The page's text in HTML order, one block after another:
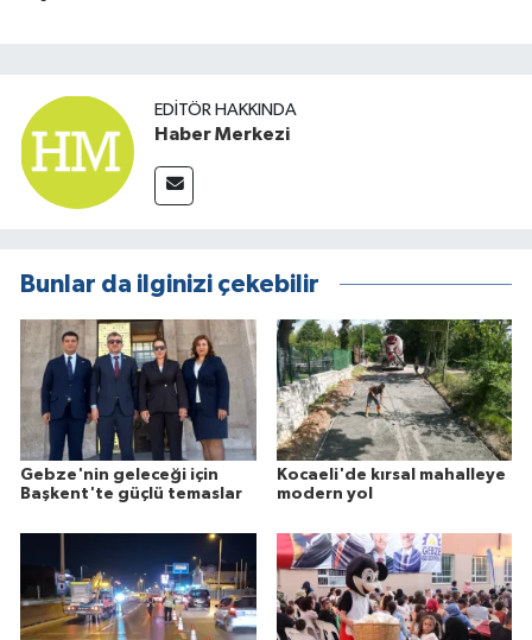
EDITÖR HAKKINDA
Haber Merkezi
Bunlar da ilginizi çekebilir
Gebze'nin geleceği için
Başkent'te güçlü temaslar
Kocaeli'de kırsal mahalleye
modern yol